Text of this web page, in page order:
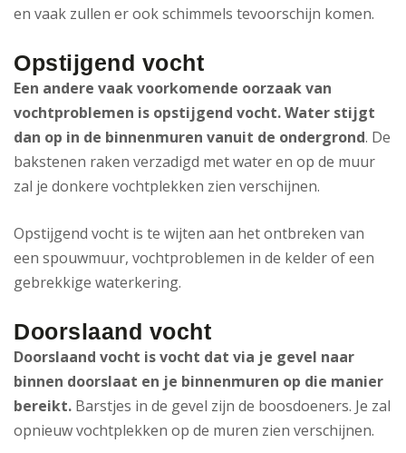
en vaak zullen er ook schimmels tevoorschijn komen.
Opstijgend vocht
Een andere vaak voorkomende oorzaak van
vochtproblemen is opstijgend vocht. Water stijgt
dan op in de binnenmuren vanuit de ondergrond. De
bakstenen raken verzadigd met water en op de muur
zal je donkere vochtplekken zien verschijnen.
Opstijgend vocht is te wijten aan het ontbreken van
een spouwmuur, vochtproblemen in de kelder of een
gebrekkige waterkering.
Doorslaand vocht
Doorslaand vocht is vocht dat via je gevel naar
binnen doorslaat en je binnenmuren op die manier
bereikt. Barstjes in de gevel zijn de boosdoeners. Je zal
opnieuw vochtplekken op de muren zien verschijnen.